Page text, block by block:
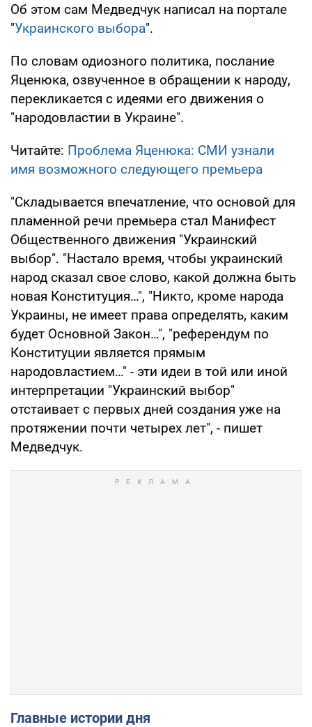
Об этом сам Медведчук написал на портале
"Украинского выбора".
По словам одиозного политика, послание
Яценюка, озвученное в обращении к народу,
перекликается с идеями его движения о
"народовластии в Украине".
Читайте: Проблема Яценюка: СМИ узнали
имя возможного следующего премьера
"Складывается впечатление, что основой для
пламенной речи премьера стал Манифест
Общественного движения "Украинский
выбор". "Настало время, чтобы украинский
народ сказал свое слово, какой должна быть
новая Конституция…", "Никто, кроме народа
Украины, не имеет права определять, каким
будет Основной Закон…", "референдум по
Конституции является прямым
народовластием…" - эти идеи в той или иной
интерпретации "Украинский выбор"
отстаивает с первых дней создания уже на
протяжении почти четырех лет", - пишет
Медведчук.
Главные истории дня